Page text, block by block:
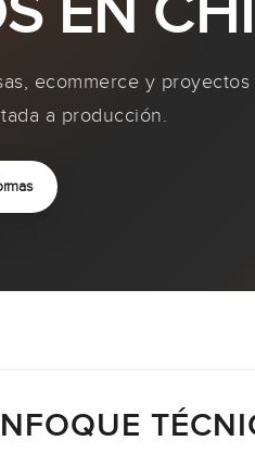
ecommerce y
a producción.